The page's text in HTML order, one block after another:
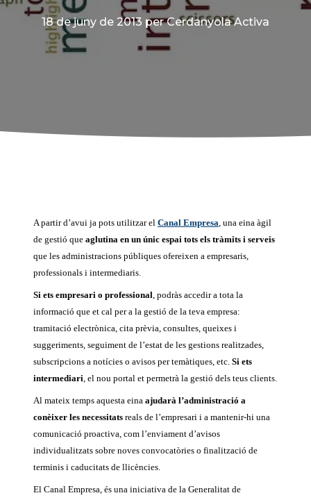
18 de juny de 2013 per Cerdanyola Activa
A partir d’avui ja pots utilitzar el Canal Empresa, una eina àgil
de gestió que aglutina en un únic espai tots els tràmits i serveis
que les administracions públiques ofereixen a empresaris,
professionals i intermediaris.
Si ets empresari o professional, podràs accedir a tota la
informació que et cal per a la gestió de la teva empresa:
tramitació electrònica, cita prèvia, consultes, queixes i
suggeriments, seguiment de l’estat de les gestions realitzades,
subscripcions a notícies o avisos per temàtiques, etc. Si ets
intermediari, el nou portal et permetrà la gestió dels teus clients.
Al mateix temps aquesta eina ajudarà l’administració a
conèixer les necessitats reals de l’empresari i a mantenir-hi una
comunicació proactiva, com l’enviament d’avisos
individualitzats sobre noves convocatòries o finalització de
terminis i caducitats de llicències.
El Canal Empresa, és una iniciativa de la Generalitat de